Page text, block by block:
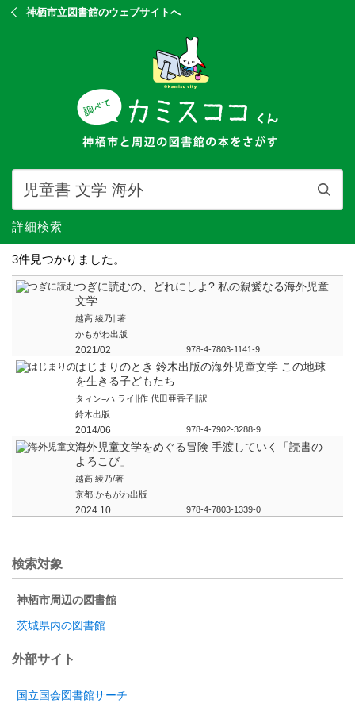
神栖市立図書館のウェブサイトへ
詳細検索
3件見つかりました。
つぎに読むの、どれにしよ? 私の親愛なる海外児童
文学
越高 綾乃∥著
かもがわ出版
2021/02 978-4-7803-1141-9
はじまりのとき 鈴木出版の海外児童文学 この地球
を生きる子どもたち
タィン=ハ ライ∥作 代田亜香子∥訳
鈴木出版
2014/06 978-4-7902-3288-9
海外児童文学をめぐる冒険 手渡していく「読書の
よろこび」
越高 綾乃/著
京都:かもがわ出版
2024.10 978-4-7803-1339-0
検索対象
神栖市周辺の図書館
茨城県内の図書館
外部サイト
国立国会図書館サーチ